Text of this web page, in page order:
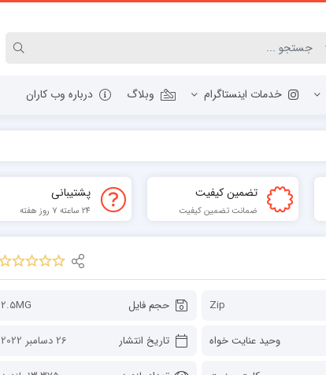
مرورگر وب
ابزار گرافیک و عکس
مدیریت دانلودها
برنامه نویسی
ابزار PDF
خدمات اینستاگرام وبلاگ درباره وب کاران
تضمین کیفیت
ضمانت تضمین کیفیت
پشتیبانی
24 ساعته 7 روز هفته
Zip حجم فایل 2.5MG
وحید عنایت خواه تاریخ انتشار 26 دسامبر 2022